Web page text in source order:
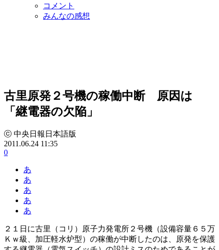
コメント
みんなの感想
古里原発２号機の稼働中断 原因は
「継電器の欠陥」
ⓒ 中央日報日本語版
2011.06.24 11:35
0
あ
あ
あ
あ
あ
２１日に古里（コリ）原子力発電所２号機（設備容量６５万
Ｋｗ級、加圧軽水炉型）の稼働が中断したのは、原発を保護